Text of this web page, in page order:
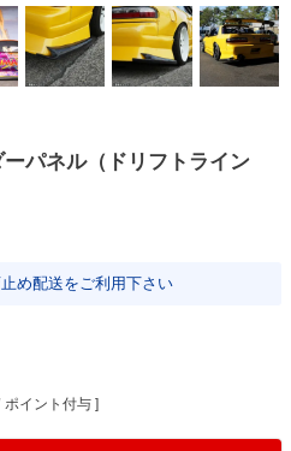
パネル（ドリフトライン
め配送をご利用下さい
ポイント付与 ]